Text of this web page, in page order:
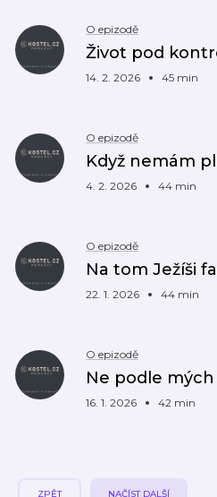
O epizodě
Život pod
14. 2. 2026 45 min
O epizodě
Když nemám
4. 2. 2026 44 min
O epizodě
Na tom Ježíši
22. 1. 2026 44 min
O epizodě
Ne podle
16. 1. 2026 42 min
ZPĚT NAČÍST DALŠÍ